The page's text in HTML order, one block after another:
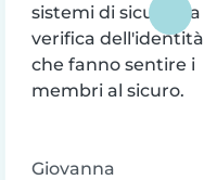
sistemi di sicurezza
verifica dell'identità
che fanno sentire i
membri al sicuro.
Giovanna